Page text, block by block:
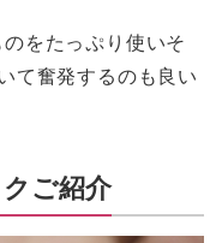
をたっぷり使いそ
て奮発するのも良い
ご紹介